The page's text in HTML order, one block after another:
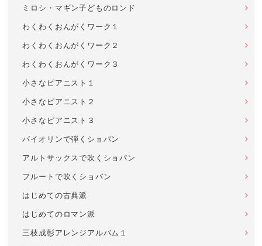
ミロシ・マギン子どものロンド
わくわくおんがくワーク１
わくわくおんがくワーク２
わくわくおんがくワーク３
小さなピアニスト１
小さなピアニスト２
小さなピアニスト３
バイオリンで弾くショパン
アルトサックスで吹くショパン
フルートで吹くショパン
はじめての古典派
はじめてのロマン派
三枝成彰アレンジアルバム１